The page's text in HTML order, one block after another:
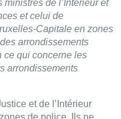
très mal vu par les élus
de guerre ou une
bruxelloise qui rêve de